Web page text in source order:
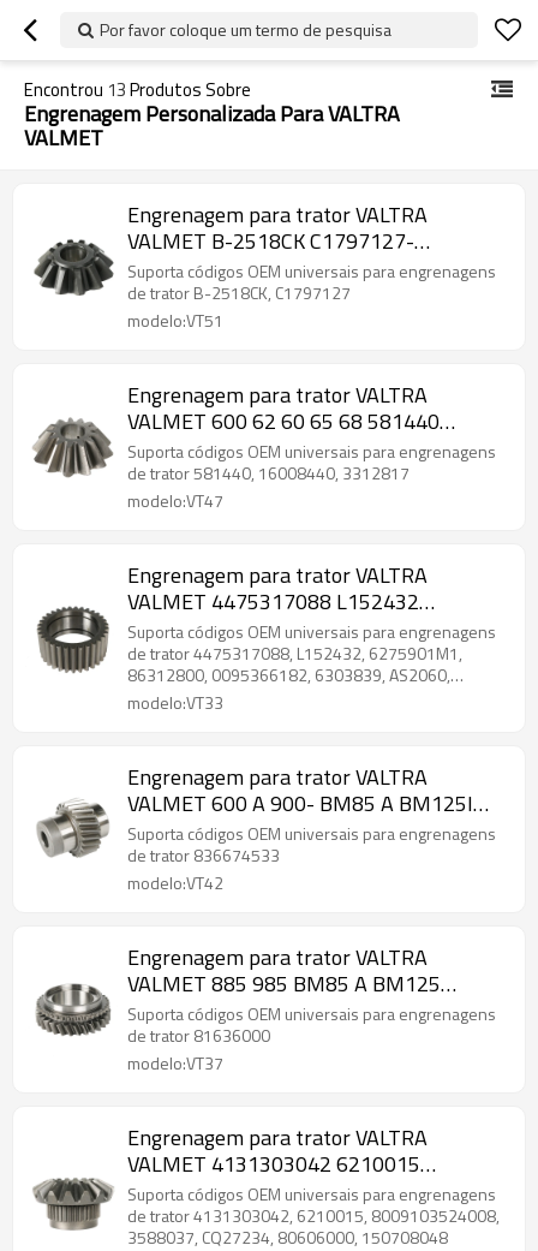
Por favor coloque um termo de pesquisa
Encontrou 13Produtos Sobre
Engrenagem Personalizada Para VALTRA
VALMET
Engrenagem para trator VALTRA
VALMET B-2518CK C1797127-
PAIRGEARS
Suporta códigos OEM universais para engrenagens
de trator B-2518CK, C1797127
modelo:VT51
Engrenagem para trator VALTRA
VALMET 600 62 60 65 68 581440
16008440 3312817-PAIRGEARS
Suporta códigos OEM universais para engrenagens
de trator 581440, 16008440, 3312817
modelo:VT47
Engrenagem para trator VALTRA
VALMET 4475317088 L152432
6275901M1 86312800 0095366182
6303839 AS2060 AS3065 -PAIRGEARS
Suporta códigos OEM universais para engrenagens
de trator 4475317088, L152432, 6275901M1,
86312800, 0095366182, 6303839, AS2060,
AS3065
modelo:VT33
Engrenagem para trator VALTRA
VALMET 600 A 900- BM85 A BM125I
836674533-PAIRGEARS
Suporta códigos OEM universais para engrenagens
de trator 836674533
modelo:VT42
Engrenagem para trator VALTRA
VALMET 885 985 BM85 A BM125
81636000-PAIRGEARS
Suporta códigos OEM universais para engrenagens
de trator 81636000
modelo:VT37
Engrenagem para trator VALTRA
VALMET 4131303042 6210015
8009103524008 3588037 CQ27234
80606000 150708048-PAIRGEARS
Suporta códigos OEM universais para engrenagens
de trator 4131303042, 6210015, 8009103524008,
3588037, CQ27234, 80606000, 150708048